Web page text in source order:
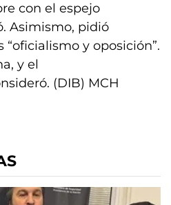
con el espejo
Asimismo, pidió
y oposición”.
y el
(DIB) MCH